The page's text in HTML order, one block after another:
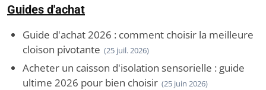
Guides d'achat
Guide d'achat 2026 : comment choisir la meilleure
cloison pivotante (25 juil. 2026)
Acheter un caisson d'isolation sensorielle : guide
ultime 2026 pour bien choisir (25 juin 2026)